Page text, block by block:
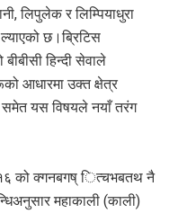
लिपुलेक र लिम्पियाधुरा
ल्याएको छ।ब्रिटिस
हिन्दी सेवाले
आधारमा उक्त क्षेत्र
समेत यस विषयले नयाँ तरंग
को क्गनबगष् ित्चभबतथ नै
महाकाली (काली)